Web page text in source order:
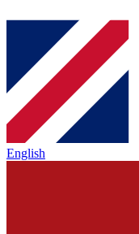
English